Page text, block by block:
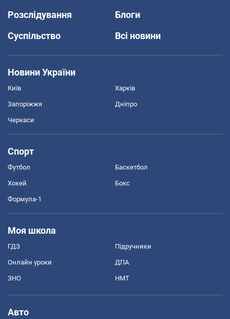
Розслідування
Блоги
Суспільство
Всі новини
Новини України
Київ Харків
Запоріжжя Дніпро
Черкаси
Спорт
Футбол Баскетбол
Хокей Бокс
Формула-1
Моя школа
ГДЗ Підручники
Онлайн уроки ДПА
ЗНО НМТ
Авто